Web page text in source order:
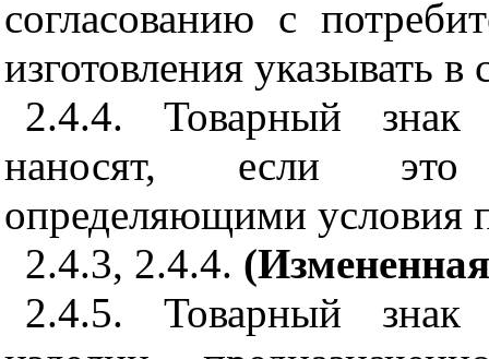
согласованию с
изготовления указывать
2.4.4. Товарный знак
наносят, если это
определяющими условия
2.4.3, 2.4.4.
2.4.5. Товарный знак